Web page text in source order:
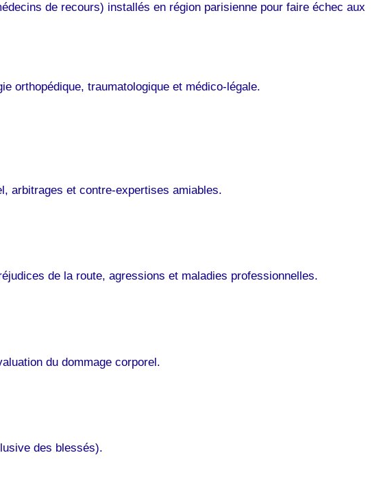
de recours) installés en région parisienne pour faire échec aux
orthopédique, traumatologique et médico-légale.
arbitrages et contre-expertises amiables.
de la route, agressions et maladies professionnelles.
du dommage corporel.
des blessés).